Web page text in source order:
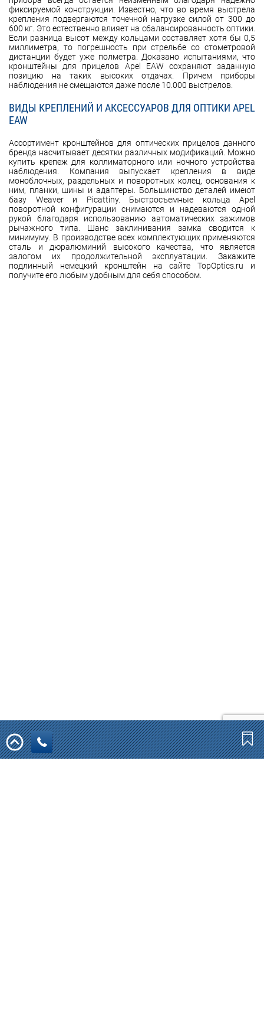
фиксируемой конструкции. Известно, что во время выстрела
крепления подвергаются точечной нагрузке силой от 300 до
600 кг. Это естественно влияет на сбалансированность оптики.
Если разница высот между кольцами составляет хотя бы 0,5
миллиметра, то погрешность при стрельбе со стометровой
дистанции будет уже полметра. Доказано испытаниями, что
кронштейны для прицелов Apel EAW сохраняют заданную
позицию на таких высоких отдачах. Причем приборы
наблюдения не смещаются даже после 10.000 выстрелов.
ВИДЫ КРЕПЛЕНИЙ И АКСЕССУАРОВ ДЛЯ ОПТИКИ APEL
EAW
Ассортимент кронштейнов для оптических прицелов данного
бренда насчитывает десятки различных модификаций. Можно
купить крепеж для коллиматорного или ночного устройства
наблюдения. Компания выпускает крепления в виде
моноблочных, раздельных и поворотных колец, основания к
ним, планки, шины и адаптеры. Большинство деталей имеют
базу Weaver и Picattiny. Быстросъемные кольца Apel
поворотной конфигурации снимаются и надеваются одной
рукой благодаря использованию автоматических зажимов
рычажного типа. Шанс заклинивания замка сводится к
минимуму. В производстве всех комплектующих применяются
сталь и дюралюминий высокого качества, что является
залогом их продолжительной эксплуатации. Закажите
подлинный немецкий кронштейн на сайте TopOptics.ru и
получите его любым удобным для себя способом.